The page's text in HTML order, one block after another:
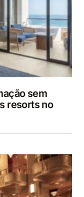
sem
resorts no